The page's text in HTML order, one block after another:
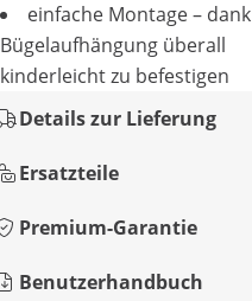
einfache Montage – dank
Bügelaufhängung überall
kinderleicht zu befestigen
Details zur Lieferung
Ersatzteile
Premium-Garantie
Benutzerhandbuch